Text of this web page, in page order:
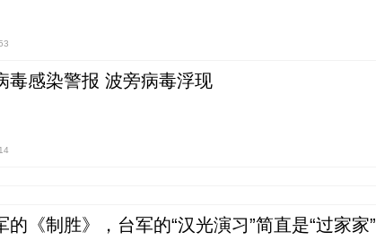
毒感染警报 波旁病毒浮现
的《制胜》，台军的“汉光演习”简直是“过家家”